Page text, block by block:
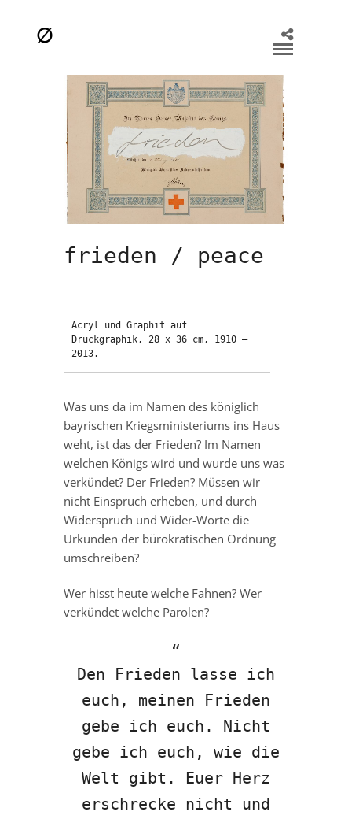
frieden / peace
Acryl und Graphit auf
Druckgraphik, 28 x 36 cm, 1910 –
2013.
Was uns da im Namen des königlich
bayrischen Kriegsministeriums ins Haus
weht, ist das der Frieden? Im Namen
welchen Königs wird und wurde uns was
verkündet? Der Frieden? Müssen wir
nicht Einspruch erheben, und durch
Widerspruch und Wider-Worte die
Urkunden der bürokratischen Ordnung
umschreiben?
Wer hisst heute welche Fahnen? Wer
verkündet welche Parolen?
Den Frieden lasse ich
euch, meinen Frieden
gebe ich euch. Nicht
gebe ich euch, wie die
Welt gibt. Euer Herz
erschrecke nicht und